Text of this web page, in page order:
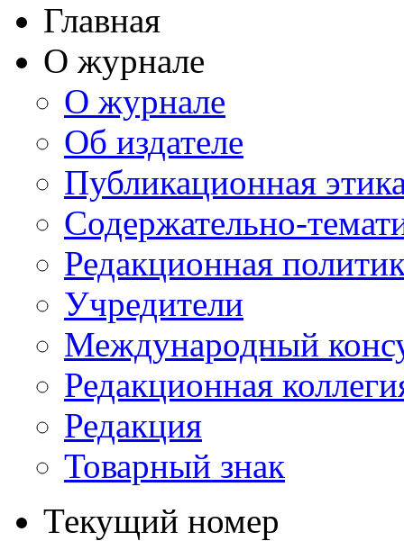
Главная
О журнале
О журнале
Об издателе
Публикационная
Содержательно-
Редакционная
Учредители
Международный
Редакционная
Редакция
Товарный знак
Текущий номер